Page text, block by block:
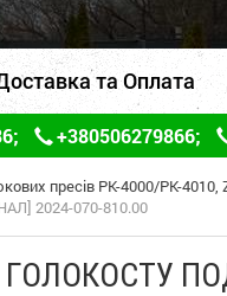
та Оплата
; +380506279866;
пресів PK-4000/PK-4010,
2024-070-810.00